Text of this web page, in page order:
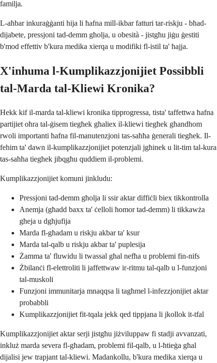
familja.
L-aħbar inkuraġġanti hija li ħafna mill-ikbar fatturi tar-riskju - bħad-
dijabete, pressjoni tad-demm għolja, u obesità - jistgħu jiġu ġestiti
b'mod effettiv b'kura medika xierqa u modifiki fl-istil ta' ħajja.
X'inhuma l-Kumplikazzjonijiet Possibbli
tal-Marda tal-Kliewi Kronika?
Hekk kif il-marda tal-kliewi kronika tipprogressa, tista' taffettwa ħafna
partijiet oħra tal-ġisem tiegħek għaliex il-kliewi tiegħek għandhom
rwoli importanti ħafna fil-manutenzjoni tas-saħħa ġenerali tiegħek. Il-
fehim ta' dawn il-kumplikazzjonijiet potenzjali jgħinek u lit-tim tal-kura
tas-saħħa tiegħek jibqgħu quddiem il-problemi.
Kumplikazzjonijiet komuni jinkludu:
Pressjoni tad-demm għolja li ssir aktar diffiċli biex tikkontrolla
Anemja (għadd baxx ta' ċelloli ħomor tad-demm) li tikkawża
għeja u dgħjufija
Marda fl-għadam u riskju akbar ta' ksur
Marda tal-qalb u riskju akbar ta' puplesija
Żamma ta' fluwidu li twassal għal nefħa u problemi fin-nifs
Żbilanċi fl-elettroliti li jaffettwaw ir-ritmu tal-qalb u l-funzjoni
tal-muskoli
Funzjoni immunitarja mnaqqsa li tagħmel l-infezzjonijiet aktar
probabbli
Kumplikazzjonijiet fit-tqala jekk qed tippjana li jkollok it-tfal
Kumplikazzjonijiet aktar serji jistgħu jiżviluppaw fi stadji avvanzati,
inkluż marda severa fl-għadam, problemi fil-qalb, u l-ħtieġa għal
dijalisi jew trapjant tal-kliewi. Madankollu, b'kura medika xierqa u